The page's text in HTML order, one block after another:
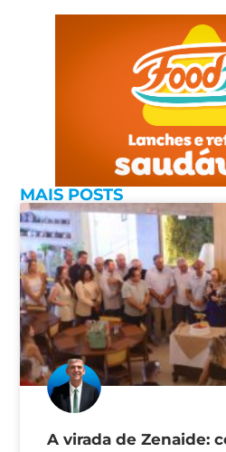
MAIS POSTS
A virada de Zenaide: